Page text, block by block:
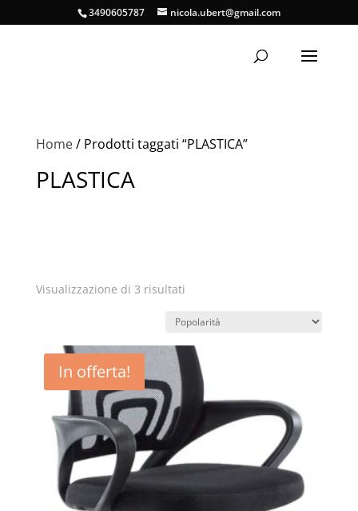
3490605787 nicola.ubert@gmail.com
Home/ Prodotti taggati “PLASTICA”
PLASTICA
Visualizzazione di 3 risultatiPopolarità
In offerta!